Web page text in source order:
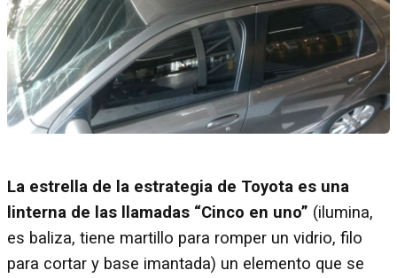
La estrella de la estrategia de Toyota es una
linterna de las llamadas “Cinco en uno” (ilumina,
es baliza, tiene martillo para romper un vidrio, filo
para cortar y base imantada) un elemento que se